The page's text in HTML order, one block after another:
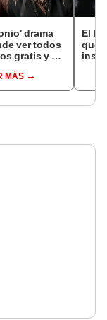
drama
ver todos
gratis y en
MÁS
El k-
que